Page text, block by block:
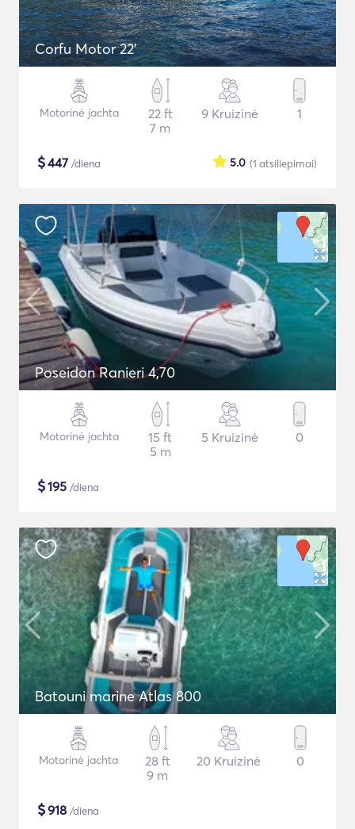
Corfu Motor 22'
Motorinė jachta
22 ft
7 m
9 Kruizinė 1
$447 /diena (1 atsiliepimai)
5.0
Poseidon Ranieri 4,70
Motorinė jachta
15 ft
5 m
5 Kruizinė 0
$195 /diena
Batouni marine Atlas 800
Motorinė jachta
28 ft
9 m
20 Kruizinė 0
$918 /diena